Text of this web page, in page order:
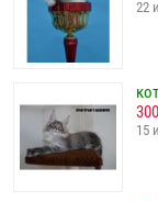
22
15